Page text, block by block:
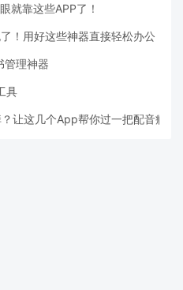
就靠这些APP了！
！用好这些神器直接轻松办公
理神器
具
让这几个App帮你过一把配音瘾